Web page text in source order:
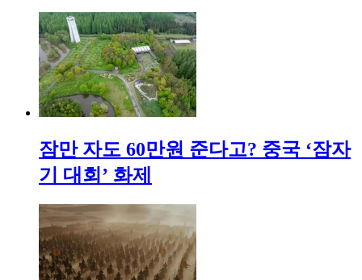
잠만 자도 60만원 준다고? 중국 ‘잠자
기 대회’ 화제